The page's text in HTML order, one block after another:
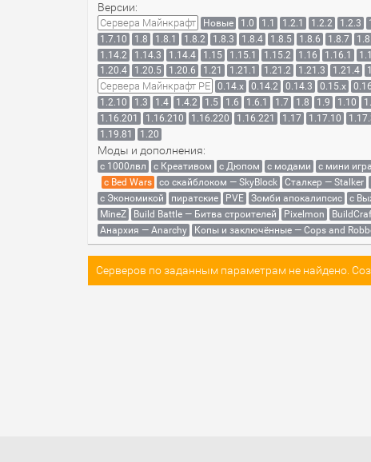
Версии:
Сервера Майнкрафт Новые 1.0 1.1 1.2.1 1.2.2 1.2.3
1.7.10
1.8 1.8.1 1.8.2 1.8.3 1.8.4 1.8.5 1.8.6 1.8.7
1.14.2
1.14.3 1.14.4 1.15 1.15.1 1.15.2 1.16 1.16.1
1.20.4
1.20.5 1.20.6 1.21 1.21.1 1.21.2 1.21.3 1.21.4
Сервера Майнкрафт PE 0.14.x 0.14.2 0.14.3 0.15.x
1.2.10
1.3 1.4 1.4.2 1.5 1.6 1.6.1 1.7 1.8 1.9 1.10
1.16.201
1.16.210 1.16.220 1.16.221 1.17 1.17.10
1.19.81
1.20
Моды и дополнения:
с 1000лвл c Креативом с Дюпом с модами с мини
с Bed Wars
со скайблоком — SkyBlock Сталкер — Stalker
с Экономикой
пиратские PVE Зомби апокалипсис с
MineZ
Build Battle — Битва строителей Pixelmon
Анархия — Anarchy
Копы и заключённые — Cops and
Серверов по заданным параметрам не найдено.